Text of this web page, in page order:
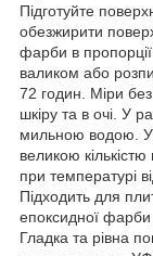
Підготуйте
обезжирити
фарби в
валиком або
72 годин. Міри
шкіру та в очі. У
мильною водою. У
великою
при температурі
Підходить для
епоксидної фарби
Гладка та рівна